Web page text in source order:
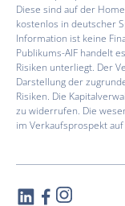
Diese sind auf der
kostenlos in deutscher
Information ist keine
Publikums-AIF handelt
Risiken unterliegt. Der
Darstellung der
Risiken. Die
zu widerrufen. Die
im Verkaufsprospekt